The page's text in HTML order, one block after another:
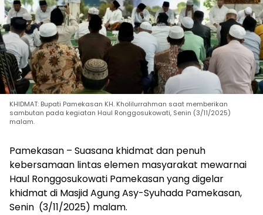
KHIDMAT: Bupati Pamekasan KH. Kholilurrahman saat memberikan
sambutan pada kegiatan Haul Ronggosukowati, Senin (3/11/2025)
malam.
Pamekasan – Suasana khidmat dan penuh
kebersamaan lintas elemen masyarakat mewarnai
Haul Ronggosukowati Pamekasan yang digelar
khidmat di Masjid Agung Asy-Syuhada Pamekasan,
Senin (3/11/2025) malam.